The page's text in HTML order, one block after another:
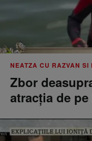
NEATZA CU RAZVAN SI
Zbor
atracția de